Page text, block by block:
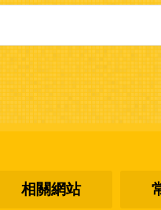
相關網站